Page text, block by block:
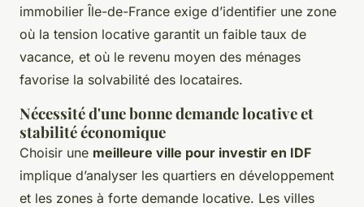
immobilier Île-de-France exige d’identifier une zone
où la tension locative garantit un faible taux de
vacance, et où le revenu moyen des ménages
favorise la solvabilité des locataires.
Nécessité d'une bonne demande locative et
stabilité économique
Choisir une meilleure ville pour investir en IDF
implique d’analyser les quartiers en développement
et les zones à forte demande locative. Les villes